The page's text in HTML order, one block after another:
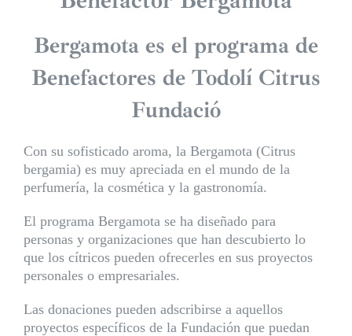
Bergamota es el programa de
Benefactores de Todolí Citrus
Fundació
Con su sofisticado aroma, la Bergamota (Citrus
bergamia) es muy apreciada en el mundo de la
perfumería, la cosmética y la gastronomía.
El programa Bergamota se ha diseñado para
personas y organizaciones que han descubierto lo
que los cítricos pueden ofrecerles en sus proyectos
personales o empresariales.
Las donaciones pueden adscribirse a aquellos
proyectos específicos de la Fundación que puedan